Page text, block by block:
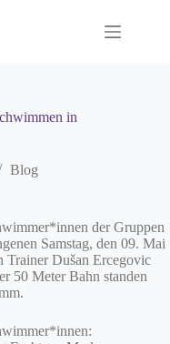
in
Blog
der Gruppen
Samstag, den 09. Mai
Trainer Dušan Ercegovic
50 Meter Bahn standen